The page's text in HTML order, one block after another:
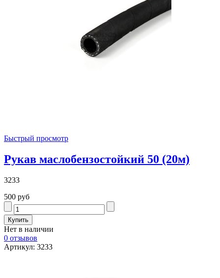
Быстрый просмотр
Рукав маслобензостойкий 50 (20м)
3233
500 руб
Нет в наличии
0 отзывов
Артикул: 3233